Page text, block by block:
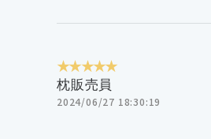
★★★★★
枕販売員
2024/06/27 18:30:19